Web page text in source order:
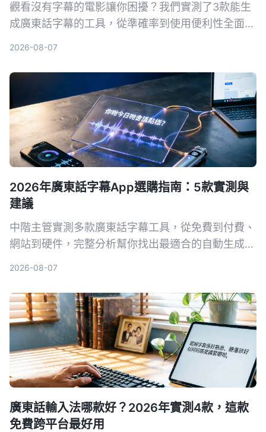
觀看沒有字幕的電影讓你困擾？我們實測了3款能生
成廣東話字幕的工具，從準確率到使用便利性全面比
2026-08-07
2026年廣東話字幕App選購指南：5款實測與
建議
中階主管實測多款廣東話字幕工具，從免費到付費、
網站到硬件，完整分析幫你找出最適合的自動生成字
2026-08-07
廣東話輸入法哪款好？2026年實測4款，這款
免費跨平台最好用